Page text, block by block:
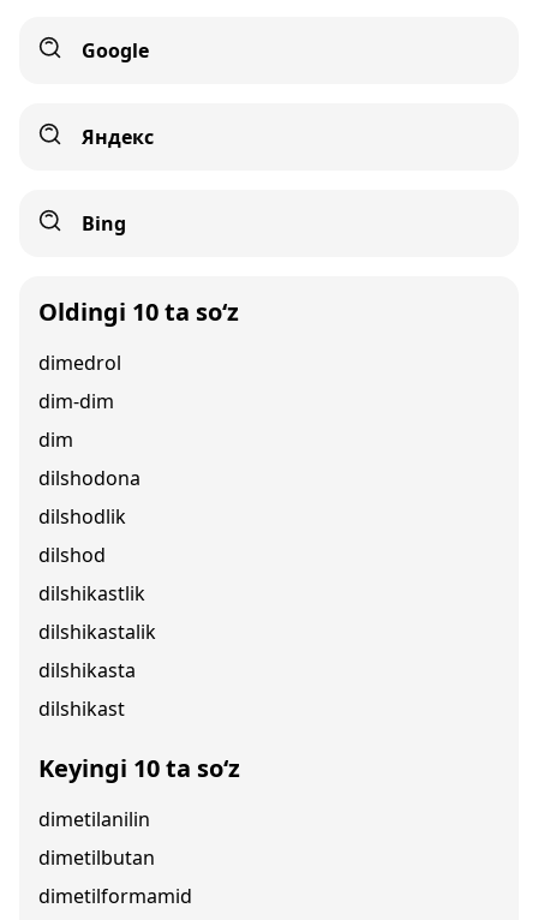
Google
Яндекс
Bing
Oldingi 10 ta so‘z
dimedrol
dim-dim
dim
dilshodona
dilshodlik
dilshod
dilshikastlik
dilshikastalik
dilshikasta
dilshikast
Keyingi 10 ta so‘z
dimetilanilin
dimetilbutan
dimetilformamid